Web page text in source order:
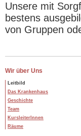
Unsere mit
bestens
von Gruppen
Wir über Uns
Leitbild
Das Krankenhaus
Geschichte
Team
KursleiterInnen
Räume